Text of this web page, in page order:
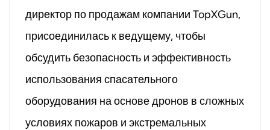
директор по продажам компании TopXGun,
присоединилась к ведущему, чтобы
обсудить безопасность и эффективность
использования спасательного
оборудования на основе дронов в сложных
условиях пожаров и экстремальных